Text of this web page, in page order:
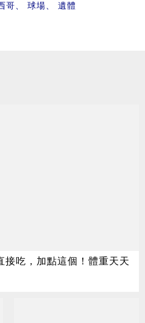
哥 球場 遺體
接吃，加點這個！體重天天